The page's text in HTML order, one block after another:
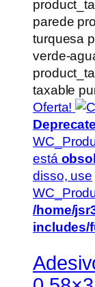
parede
turquesa
verde-
taxable
Oferta!
está
disso, use
/home/
includes/